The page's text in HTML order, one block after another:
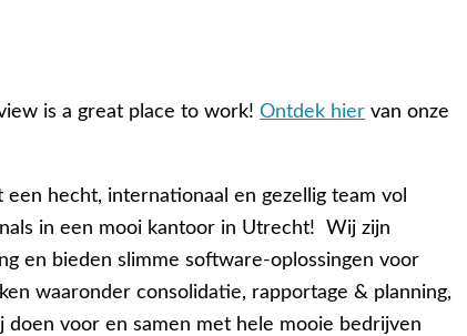
is a great place to work!Ontdek hier van onze
hecht, internationaal en gezellig team vol
in een mooi kantoor in Utrecht! Wij zijn
en bieden slimme software-oplossingen voor
waaronder consolidatie, rapportage & planning,
voor en samen met hele mooie bedrijven